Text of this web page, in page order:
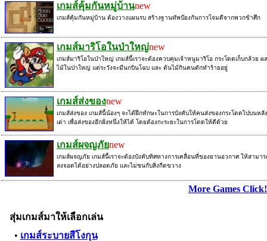
เกมส์คุ้มกันหมู่บ้านnew
เกมส์คุ้มกันหมู่บ้าน ต้องวางแผนรบ สร้างฐานทัพป้องกันการโจมตีจากพวกข้าศึก
เกมส์มาริโอในป่าใหญ่new
เกมส์มาริโอในป่าใหญ่ เกมส์นี้เราจะต้องควบคุมเจ้าหนูมาริโอ กระโดดเก็บกล้วย ผล
ไม้ในป่าใหญ่ แต่ระวังจะมีนกบินโฉบ และ ต้นไม้กินคนดักทำร้ายอยู่
เกมส์ส่งของnew
เกมส์ส่งของ เกมส์นี้น้องๆ จะได้ฝึกทักษะในการบังคับให้คนส่งของกระโดดไปบนหลัง
เต่า เพื่อส่งของอีกฝั่งหนึ่งให้ได้ โดยต้องกะระยะในการโดดให้ดีด้วย
เกมส์ผจญภัยnew
เกมส์ผจญภัย เกมส์นี้เราจะต้องบังคับทิศทางการเคลื่อนที่ของยานอวกาศ ให้สามาร
ลงจอดได้อย่างปลอดภัย และไม่ชนกับสิ่งกีดขวาง
More Games
สุ่มเกมส์มาให้เลือกเล่น
• เกมส์ระบายสีโงกุน